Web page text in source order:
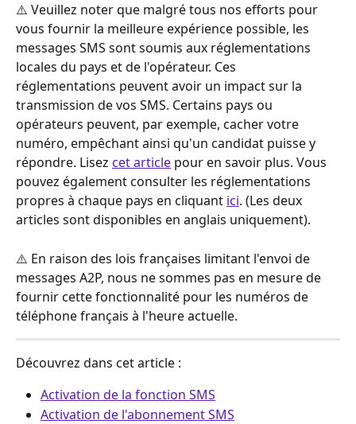
⚠️ Veuillez noter que malgré tous nos efforts pour
vous fournir la meilleure expérience possible, les
messages SMS sont soumis aux réglementations
locales du pays et de l'opérateur. Ces
réglementations peuvent avoir un impact sur la
transmission de vos SMS. Certains pays ou
opérateurs peuvent, par exemple, cacher votre
numéro, empêchant ainsi qu'un candidat puisse y
répondre. Lisez cet article pour en savoir plus. Vous
pouvez également consulter les réglementations
propres à chaque pays en cliquant ici. (Les deux
articles sont disponibles en anglais uniquement).
⚠️ En raison des lois françaises limitant l'envoi de
messages A2P, nous ne sommes pas en mesure de
fournir cette fonctionnalité pour les numéros de
téléphone français à l'heure actuelle.
Découvrez dans cet article :
Activation de la fonction SMS
Activation de l'abonnement SMS